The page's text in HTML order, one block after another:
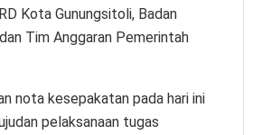
Kota Gunungsitoli, Badan
Tim Anggaran Pemerintah
nota kesepakatan pada hari ini
pelaksanaan tugas